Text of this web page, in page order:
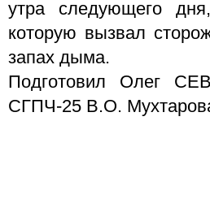
утра следующего
которую вызвал
запах дыма.
Подготовил Олег
СГПЧ-25 В.О.